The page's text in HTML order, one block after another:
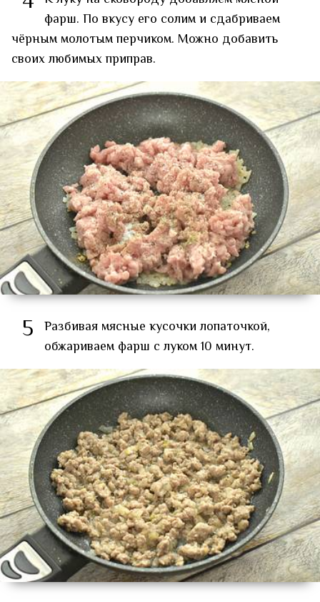
фарш. По вкусу его солим и сдабриваем
чёрным молотым перчиком. Можно добавить
своих любимых приправ.
5 Разбивая мясные кусочки лопаточкой,
обжариваем фарш с луком 10 минут.